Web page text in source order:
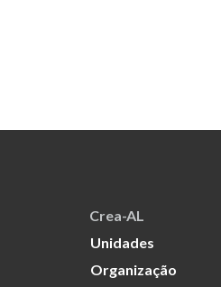
Crea-AL
Unidades
Organização